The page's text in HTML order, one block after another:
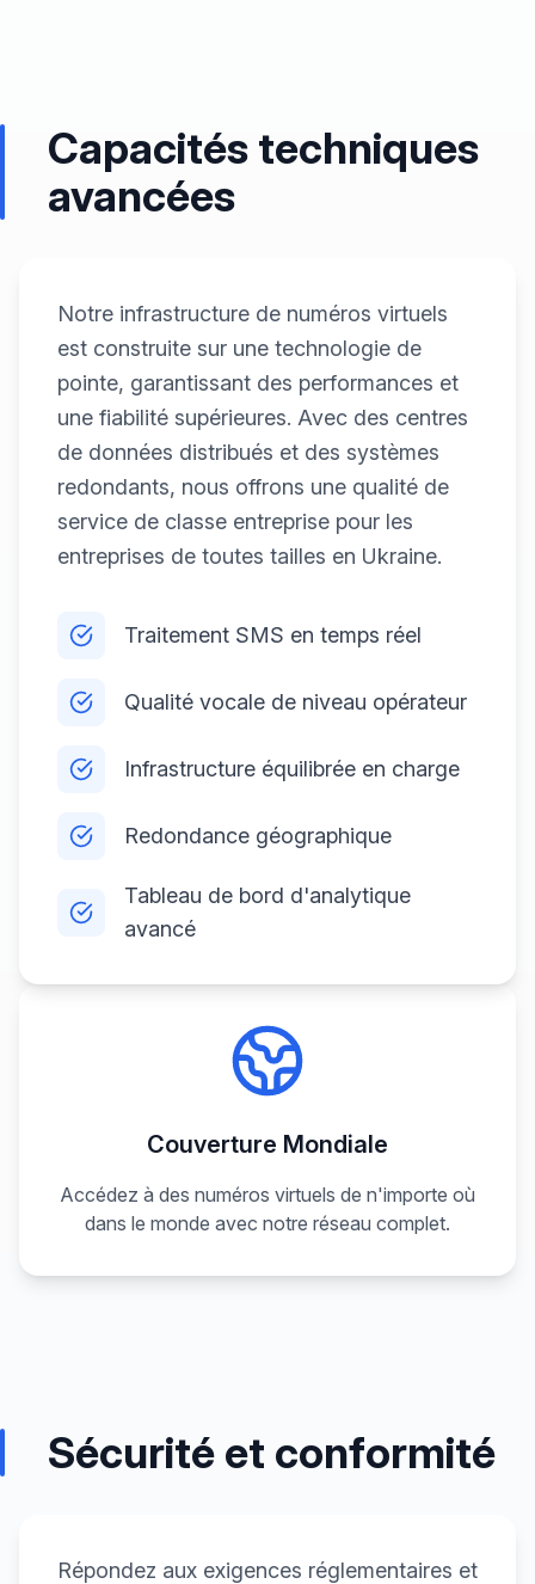
Capacités techniques
avancées
Notre infrastructure de numéros virtuels
est construite sur une technologie de
pointe, garantissant des performances et
une fiabilité supérieures. Avec des centres
de données distribués et des systèmes
redondants, nous offrons une qualité de
service de classe entreprise pour les
entreprises de toutes tailles en Ukraine.
Traitement SMS en temps réel
Qualité vocale de niveau opérateur
Infrastructure équilibrée en charge
Redondance géographique
Tableau de bord d'analytique
avancé
Couverture Mondiale
Accédez à des numéros virtuels de n'importe où
dans le monde avec notre réseau complet.
Sécurité et conformité
Répondez aux exigences réglementaires et